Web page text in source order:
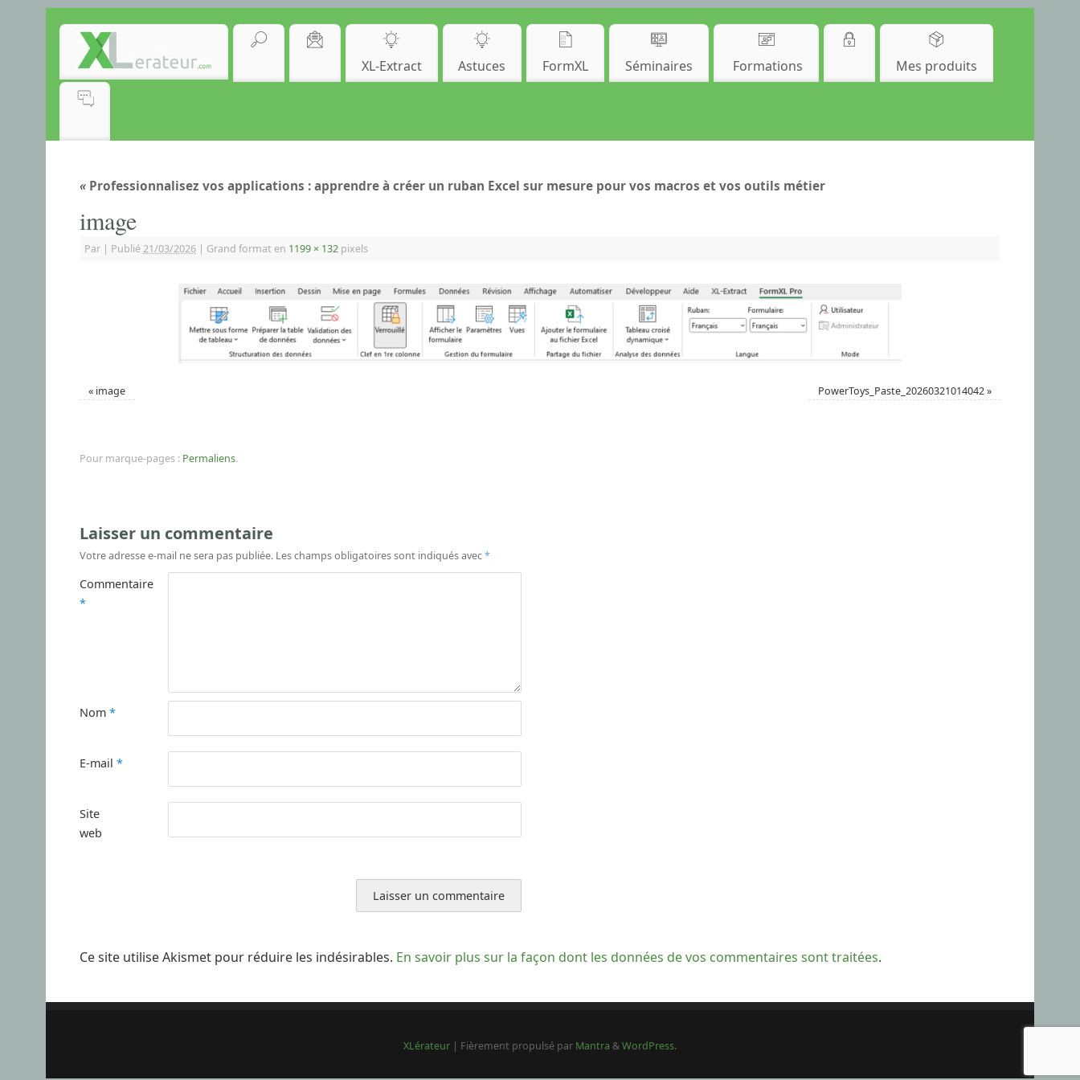
XL-Extract Astuces FormXL Séminaires Formations Mes produits
« Professionnalisez vos applications : apprendre à créer un ruban Excel sur mesure pour vos macros et vos outils métier
image
Par | Publié21/03/2026 | Grand format en 1199 × 132 pixels
« image PowerToys_Paste_20260321014042»
Pour marque-pages : Permaliens.
Laisser un commentaire
Votre adresse e-mail ne sera pas publiée. Les champs obligatoires sont indiqués avec*
Commentaire
*
Nom *
E-mail *
Site
web
Ce site utilise Akismet pour réduire les indésirables. En savoir plus sur la façon dont les données de vos commentaires sont traitées.
XLérateur | Fièrement propulsé par Mantra &WordPress.